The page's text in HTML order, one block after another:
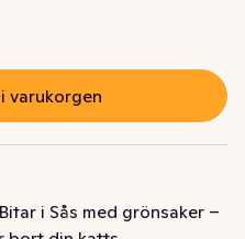
varukorgen
i Sås med grönsaker –